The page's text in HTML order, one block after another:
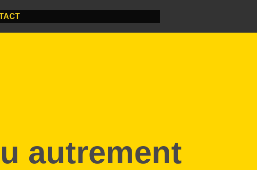
autrement